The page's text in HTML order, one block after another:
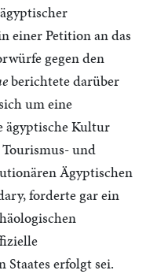
einer Petition an das
gegen den
berichtete darüber
um eine
ägyptische Kultur
Tourismus- und
Ägyptischen
forderte gar ein
Staates erfolgt sei.